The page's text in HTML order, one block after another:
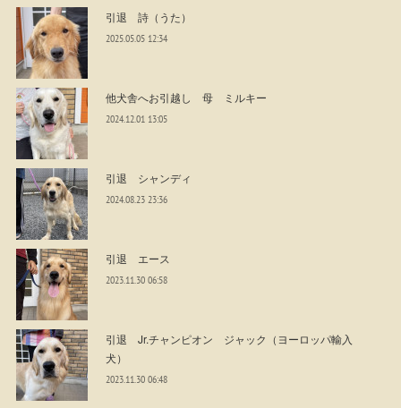
引退 詩（うた）
2025.05.05 12:34
他犬舎へお引越し 母 ミルキー
2024.12.01 13:05
引退 シャンディ
2024.08.23 23:36
引退 エース
2023.11.30 06:58
引退 Jr.チャンピオン ジャック（ヨーロッパ輸入
犬）
2023.11.30 06:48